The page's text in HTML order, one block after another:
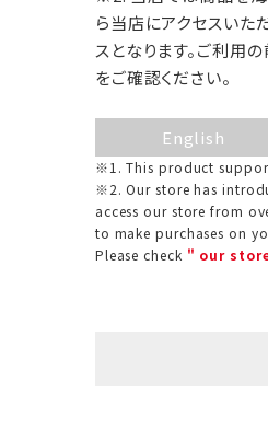
ご注文時に、ご希望枚数
A:京名所 袋
ら当店にアクセスいた
スとなります。ご利用
をご確認ください。
English
※1. This product
※2. Our store has
access our store from
to make purchases on
Please check " our